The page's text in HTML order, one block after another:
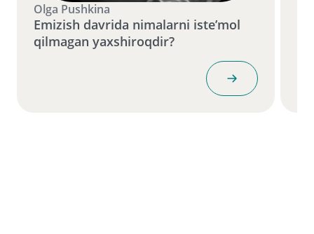
Olga Pushkina
Emizish davrida nimalarni iste’mol
qilmagan yaxshiroqdir?